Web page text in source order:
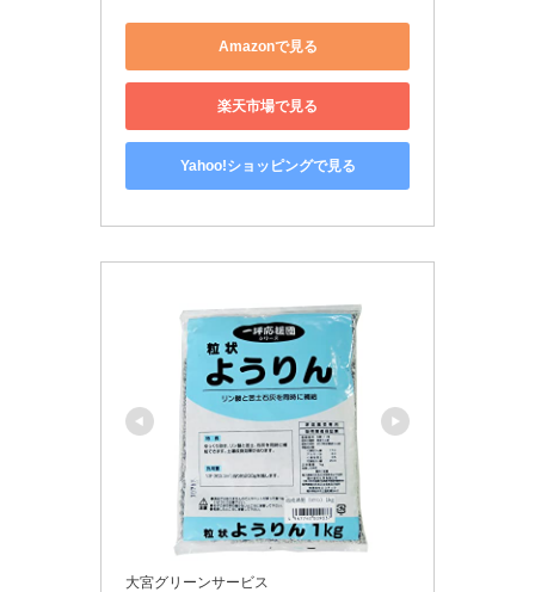
Amazonで見る
楽天市場で見る
Yahoo!ショッピングで見る
大宮グリーンサービス